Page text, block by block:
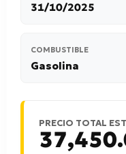
31/10/2025
COMBUSTIBLE
Gasolina
PRECIO TOTAL